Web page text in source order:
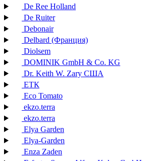
De Ree Holland
De Ruiter
Debonair
Delbard (Франция)
Diolsem
DOMINIK GmbH & Co. KG
Dr. Keith W. Zary США
EТК
Eco Tomato
ekzo.terra
ekzo.terra
Elya Garden
Elya-Garden
Enza Zaden